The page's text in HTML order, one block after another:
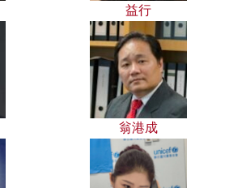
益行
翁港成